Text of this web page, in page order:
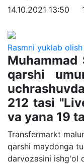
14.10.2021 13:50
Rasmni yuklab olish
qarshi
212 tasi
va yana 19
Transfermarkt
qarshi maydonga
darvozasini ishg'ol